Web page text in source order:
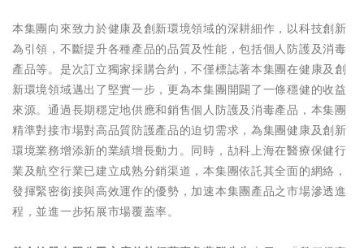
本集團向來致力於健康及創新環境領域的深耕細作，以科技創新
為引領，不斷提升各種產品的品質及性能，包括個人防護及消毒
產品等。是次訂立獨家採購合約，不僅標誌著本集團在健康及創
新環境領域邁出了堅實一步，更為本集團開闢了一條穩健的收益
來源。通過長期穩定地供應和銷售個人防護及消毒產品，本集團
精準對接市場對高品質防護產品的迫切需求，為集團健康及創新
環境業務增添新的業績增長動力。同時，劼科上海在醫療保健行
業及航空行業已建立成熟分銷渠道，本集團依託其全面的網絡，
發揮緊密銜接與高效運作的優勢，加速本集團產品之市場滲透進
程，並進一步拓展市場覆蓋率。